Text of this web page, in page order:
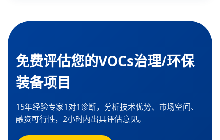
免费评估您的VOCs治理/环保
装备项目
15年经验专家1对1诊断，分析技术优势、市场空间、
融资可行性，2小时内出具评估意见。